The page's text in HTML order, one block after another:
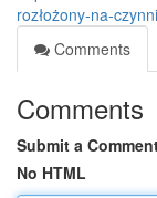
rozłożony-na-
Comments
Comments
Submit a
No HTML